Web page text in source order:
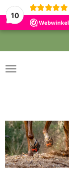
10